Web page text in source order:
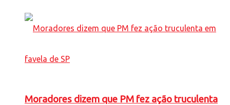
Moradores dizem que PM fez ação truculenta